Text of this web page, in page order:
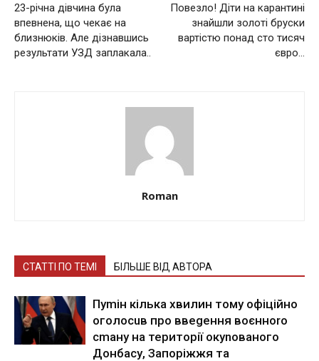
23-річна дівчина була
впевнена, що чекає на
близнюків. Але дізнавшись
результати УЗД заплакала..
Повезло! Діти на карантині
знайшли золоті бруски
вартістю понад сто тисяч
євро…
Roman
СТАТТІ ПО ТЕМІ БІЛЬШЕ ВІД АВТОРА
Пуmін кілька хвилин тому офiційнo
оголосuв про ввеgення воєнноrо
сmану на території окуnованого
Донбасу, Запоріжжя та